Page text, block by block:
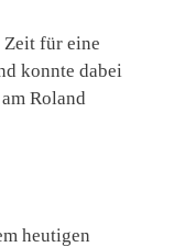
Zeit für eine
konnte dabei
Roland
heutigen